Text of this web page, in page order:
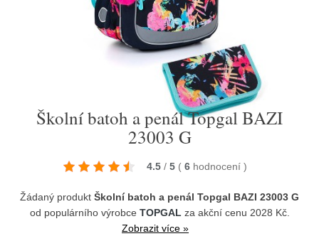
Školní batoh a penál Topgal BAZI
23003 G
4.5 / 5 ( 6 hodnocení )
Žádaný produkt Školní batoh a penál Topgal BAZI 23003 G
od populárního výrobce TOPGAL za akční cenu 2028 Kč.
Zobrazit více »